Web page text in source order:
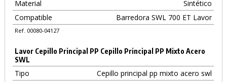
Material
Sintético
Compatible
Barredora SWL 700 ET Lavor
Ref. 00080-04127
Lavor Cepillo Principal PP Cepillo Principal PP Mixto Acero
SWL
Tipo
Cepillo principal pp mixto acero swl